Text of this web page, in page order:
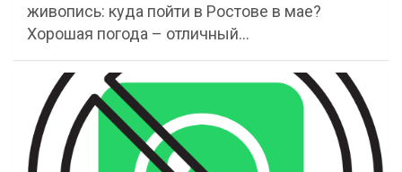
живопись: куда пойти в Ростове в мае?
Хорошая погода – отличный…